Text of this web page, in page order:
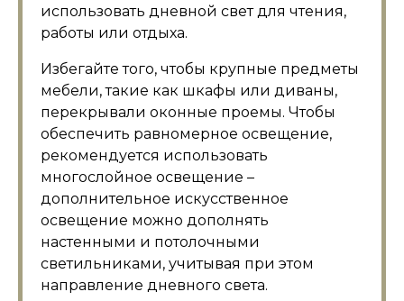
использовать дневной свет для чтения,
работы или отдыха.
Избегайте того, чтобы крупные предметы
мебели, такие как шкафы или диваны,
перекрывали оконные проемы. Чтобы
обеспечить равномерное освещение,
рекомендуется использовать
многослойное освещение –
дополнительное искусственное
освещение можно дополнять
настенными и потолочными
светильниками, учитывая при этом
направление дневного света.